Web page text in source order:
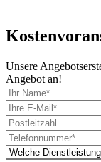
Unsere
Angebot an!